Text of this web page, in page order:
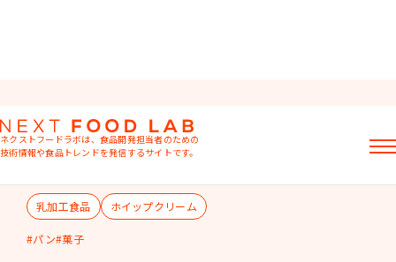
ネクストフードラボは、食品開発担当者のための
技術情報や食品トレンドを発信するサイトです。
記事
製品情報
レシピ
NEWホイップドール200
さわやかな乳風味が特徴のホイップクリームです。パ
乳加工食品 ホイップクリーム
パン 菓子